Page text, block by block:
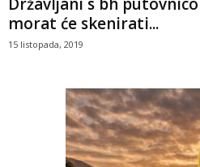
morat će skenirati...
15 listopada, 2019